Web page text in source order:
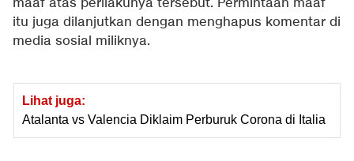
maaf atas perilakunya tersebut. Permintaan maaf
itu juga dilanjutkan dengan menghapus komentar di
media sosial miliknya.
Lihat juga:
Atalanta vs Valencia Diklaim Perburuk Corona di Italia